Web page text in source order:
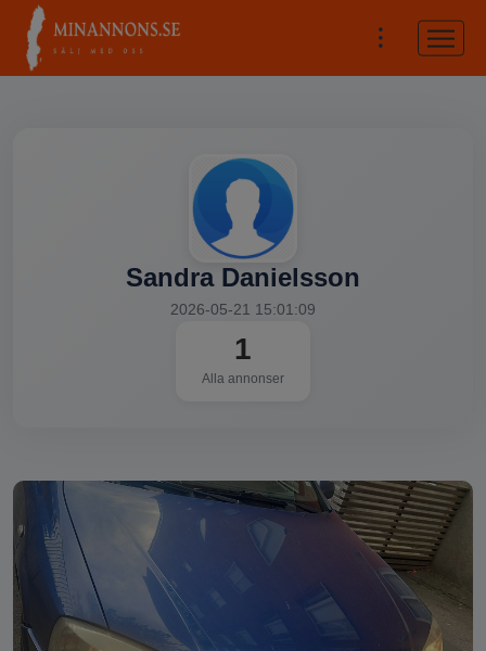
Sandra Danielsson
2026-05-21 15:01:09
1
Alla annonser